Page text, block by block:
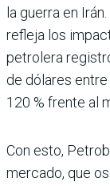
la guerra en
refleja los
petrolera
de dólares entre
120 % frente al
Con esto,
mercado, que